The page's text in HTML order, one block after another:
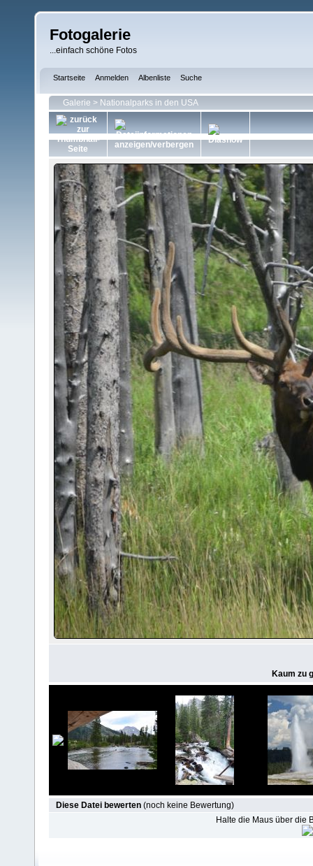
Fotogalerie
...einfach schöne Fotos
Startseite Anmelden Albenliste Suche
Galerie > Nationalparks in den USA
Kaum zu
Diese Datei bewerten (noch keine Bewertung)
Halte die Maus über die